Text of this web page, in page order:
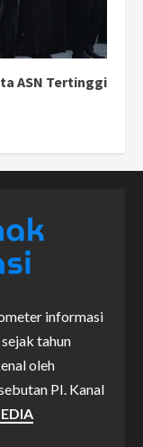
ASN Tertinggi
informasi
tahun
oleh
PI. Kanal